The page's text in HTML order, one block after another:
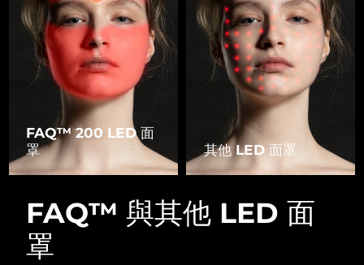
FAQ™ 200 LED 面
罩
其他 LED 面罩
FAQ™ 與其他 LED 面
罩